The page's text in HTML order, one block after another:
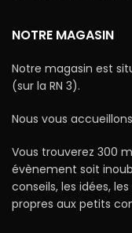
NOTRE MAGASIN
Notre magasin est
(sur la RN 3).
Nous vous
Vous trouverez 300
évènement soit
conseils, les idées,
propres aux petits